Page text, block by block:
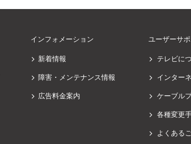
インフォメーション
新着情報
障害・メンテナンス情報
広告料金案内
ユーザーサポ
テレビに
インター
ケーブル
各種変更
よくある